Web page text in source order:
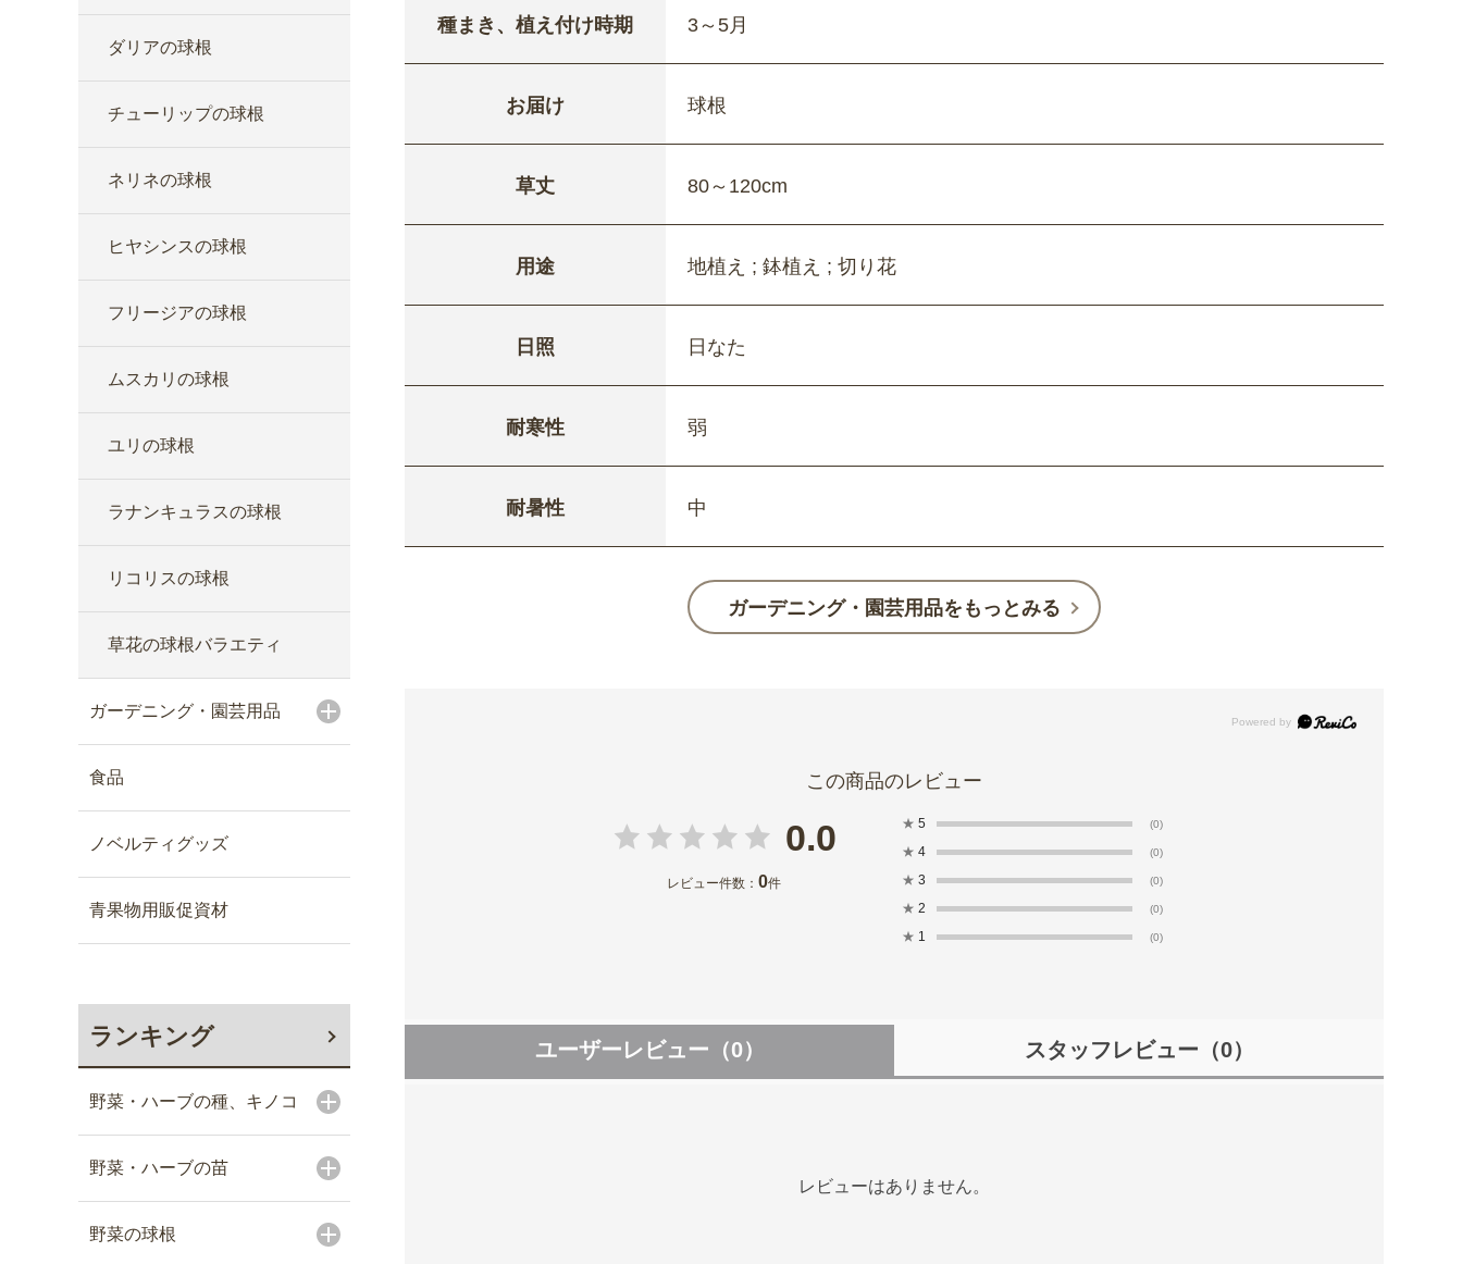
ダリアの球根
チューリップの球根
ネリネの球根
ヒヤシンスの球根
フリージアの球根
ムスカリの球根
ユリの球根
ラナンキュラスの球根
リコリスの球根
草花の球根バラエティ
ガーデニング・園芸用品
食品
ノベルティグッズ
青果物用販促資材
ランキング
野菜・ハーブの種、キノコ
野菜・ハーブの苗
野菜の球根
種まき、植え付け時期 3～5月
お届け 球根
草丈 80～120cm
用途 地植え ; 鉢植え ; 切り花
日照 日なた
耐寒性 弱
耐暑性 中
ガーデニング・園芸用品をもっとみる
0.0
レビュー件数： 0件
★ 5 (0)
★ 4 (0)
★ 3 (0)
★ 2 (0)
★ 1 (0)
ユーザーレビュー （0） スタッフレビュー （0）
レビューはありません。